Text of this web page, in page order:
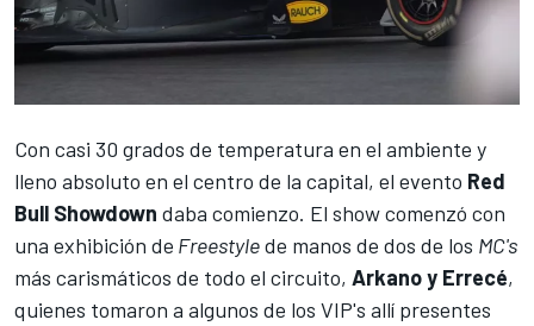
Con casi 30 grados de temperatura en el ambiente y
lleno absoluto en el centro de la capital, el evento Red
Bull Showdown daba comienzo. El show comenzó con
una exhibición de Freestylede manos de dos de los MC's
más carismáticos de todo el circuito, Arkano y Errecé,
quienes tomaron a algunos de los VIP's allí presentes